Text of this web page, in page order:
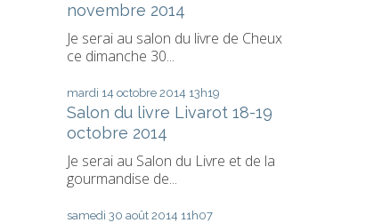
novembre 2014
Je serai au salon du livre de Cheux
ce dimanche 30...
mardi 14 octobre 2014 13h19
Salon du livre Livarot 18-19
octobre 2014
Je serai au Salon du Livre et de la
gourmandise de...
samedi 30 août 2014 11h07